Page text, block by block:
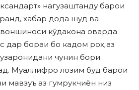
нагузаштанду барои
хабар дода шуд ва
кӯдакона оварда
дар бораи бо кадом роҳ аз
чунин бори
Муаллифро лозим буд барои
мавзуъ аз гумрукчиён низ